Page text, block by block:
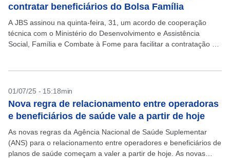
contratar beneficiários do Bolsa Família
A JBS assinou na quinta-feira, 31, um acordo de cooperação
técnica com o Ministério do Desenvolvimento e Assistência
Social, Família e Combate à Fome para facilitar a contratação de
01/07/25 - 15:18min
Nova regra de relacionamento entre operadoras
e beneficiários de saúde vale a partir de hoje
As novas regras da Agência Nacional de Saúde Suplementar
(ANS) para o relacionamento entre operadores e beneficiários de
planos de saúde começam a valer a partir de hoje. As novas